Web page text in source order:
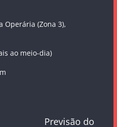
Operária (Zona 3),
ao meio-dia)
Previsão do